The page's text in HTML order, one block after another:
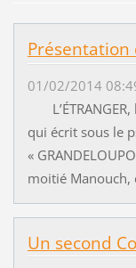
01/02/2014
qui écrit sous le
«
moitié Manouch,
Un second